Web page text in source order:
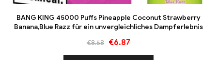
BANG KING 45000 Puffs Pineapple Coconut Strawberry
Banana,Blue Razz für ein unvergleichliches Dampferlebnis
€8.58 €6.87